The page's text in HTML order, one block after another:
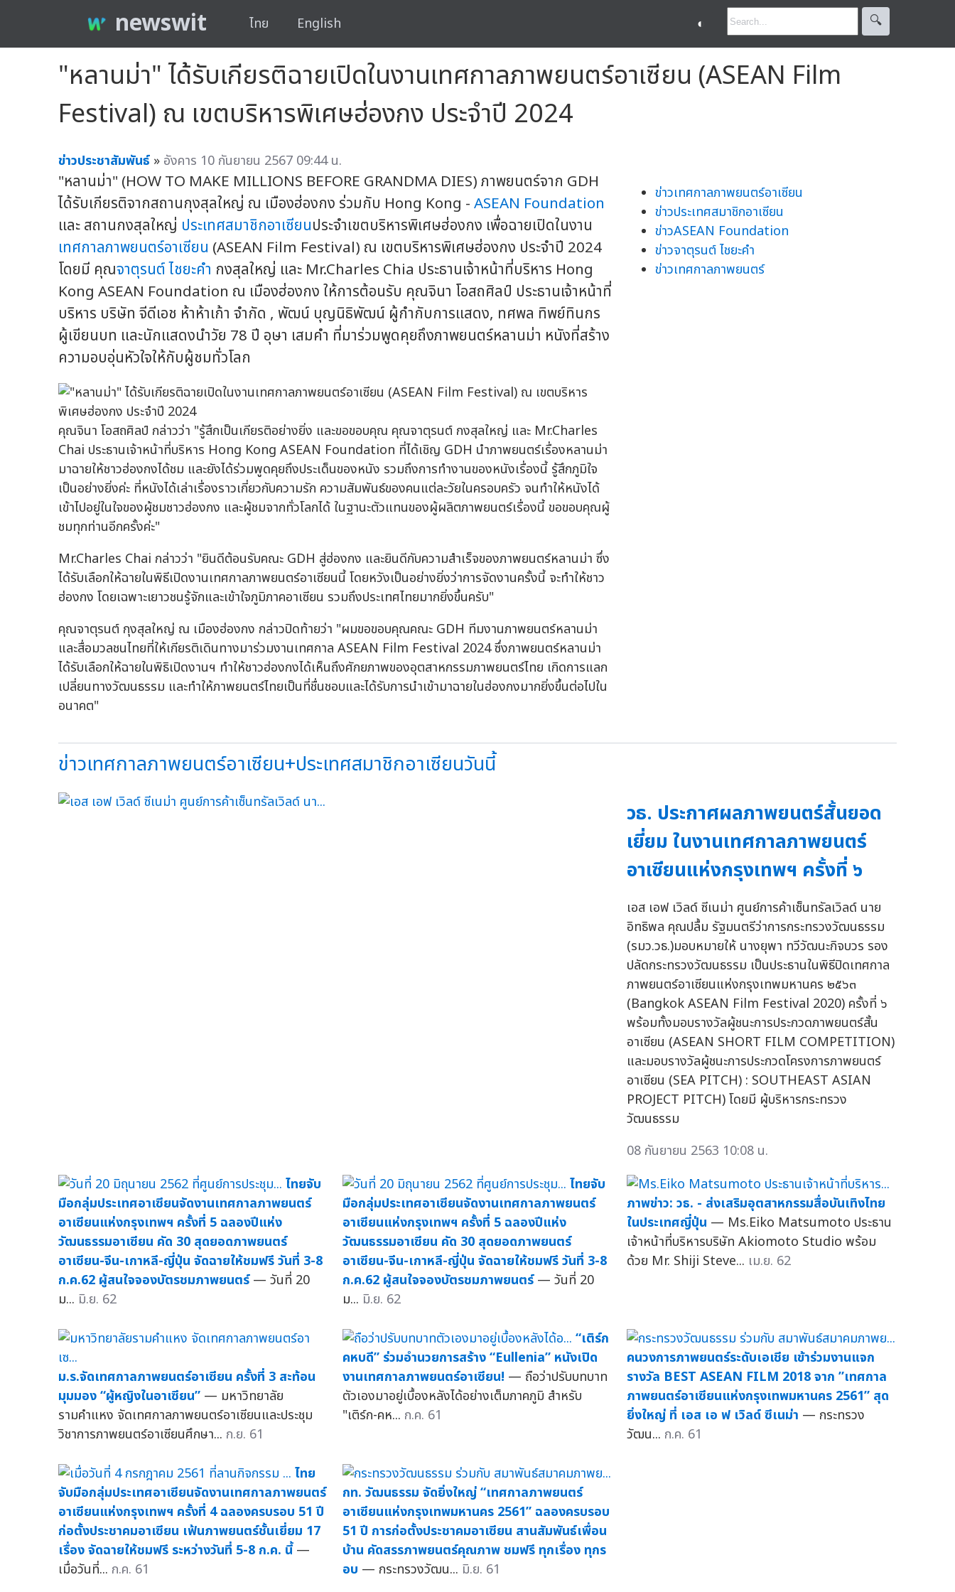
newswit ไทย English ◐ 🔍︎
"หลานม่า" ได้รับเกียรติฉายเปิดในงานเทศกาลภาพยนตร์อาเซียน (ASEAN Film
Festival) ณ เขตบริหารพิเศษฮ่องกง ประจำปี 2024
ข่าวประชาสัมพันธ์ » อังคาร 10 กันยายน 2567 09:44 น.
"หลานม่า" (HOW TO MAKE MILLIONS BEFORE GRANDMA DIES) ภาพยนตร์จาก GDH
ได้รับเกียรติจากสถานกุงสุลใหญ่ ณ เมืองฮ่องกง ร่วมกับ Hong Kong -ASEAN Foundation
และ สถานกงสุลใหญ่ ประเทศสมาชิกอาเซียนประจำเขตบริหารพิเศษฮ่องกง เพื่อฉายเปิดในงาน
เทศกาลภาพยนตร์อาเซียน (ASEAN Film Festival) ณ เขตบริหารพิเศษฮ่องกง ประจำปี 2024
โดยมี คุณจาตุรนต์ ไชยะคำ กงสุลใหญ่ และ Mr.Charles Chia ประธานเจ้าหน้าที่บริหาร Hong
Kong ASEAN Foundation ณ เมืองฮ่องกง ให้การต้อนรับ คุณจินา โอสถศิลป์ ประธานเจ้าหน้าที่
บริหาร บริษัท จีดีเอช ห้าห้าเก้า จำกัด , พัฒน์ บุญนิธิพัฒน์ ผู้กำกับการแสดง, ทศพล ทิพย์ทินกร
ผู้เขียนบท และนักแสดงนำวัย 78 ปี อุษา เสมคำ ที่มาร่วมพูดคุยถึงภาพยนตร์หลานม่า หนังที่สร้าง
ความอบอุ่นหัวใจให้กับผู้ชมทั่วโลก
คุณจินา โอสถศิลป์ กล่าวว่า "รู้สึกเป็นเกียรติอย่างยิ่ง และขอขอบคุณ คุณจาตุรนต์ กงสุลใหญ่ และ Mr.Charles
Chai ประธานเจ้าหน้าที่บริหาร Hong Kong ASEAN Foundation ที่ได้เชิญ GDH นำภาพยนตร์เรื่องหลานม่า
มาฉายให้ชาวฮ่องกงได้ชม และยังได้ร่วมพูดคุยถึงประเด็นของหนัง รวมถึงการทำงานของหนังเรื่องนี้ รู้สึกภูมิใจ
เป็นอย่างยิ่งค่ะ ที่หนังได้เล่าเรื่องราวเกี่ยวกับความรัก ความสัมพันธ์ของคนแต่ละวัยในครอบครัว จนทำให้หนังได้
เข้าไปอยู่ในใจของผู้ชมชาวฮ่องกง และผู้ชมจากทั่วโลกได้ ในฐานะตัวแทนของผู้ผลิตภาพยนตร์เรื่องนี้ ขอขอบคุณผู้
ชมทุกท่านอีกครั้งค่ะ"
Mr.Charles Chai กล่าวว่า "ยินดีต้อนรับคณะ GDH สู่ฮ่องกง และยินดีกับความสำเร็จของภาพยนตร์หลานม่า ซึ่ง
ได้รับเลือกให้ฉายในพิธีเปิดงานเทศกาลภาพยนตร์อาเซียนนี้ โดยหวังเป็นอย่างยิ่งว่าการจัดงานครั้งนี้ จะทำให้ชาว
ฮ่องกง โดยเฉพาะเยาวชนรู้จักและเข้าใจภูมิภาคอาเซียน รวมถึงประเทศไทยมากยิ่งขึ้นครับ"
คุณจาตุรนต์ กุงสุลใหญ่ ณ เมืองฮ่องกง กล่าวปิดท้ายว่า "ผมขอขอบคุณคณะ GDH ทีมงานภาพยนตร์หลานม่า
และสื่อมวลชนไทยที่ให้เกียรติเดินทางมาร่วมงานเทศกาล ASEAN Film Festival 2024 ซึ่งภาพยนตร์หลานม่า
ได้รับเลือกให้ฉายในพิธิเปิดงานฯ ทำให้ชาวฮ่องกงได้เห็นถึงศักยภาพของอุตสาหกรรมภาพยนตร์ไทย เกิดการแลก
เปลี่ยนทางวัฒนธรรม และทำให้ภาพยนตร์ไทยเป็นที่ชื่นชอบและได้รับการนำเข้ามาฉายในฮ่องกงมากยิ่งขึ้นต่อไปใน
อนาคต"
ข่าวเทศกาลภาพยนตร์อาเซียน
ข่าวประเทศสมาชิกอาเซียน
ข่าวASEAN Foundation
ข่าวจาตุรนต์ ไชยะคำ
ข่าวเทศกาลภาพยนตร์
ข่าวเทศกาลภาพยนตร์อาเซียน+ประเทศสมาชิกอาเซียนวันนี้
วธ. ประกาศผลภาพยนตร์สั้นยอด
เยี่ยม ในงานเทศกาลภาพยนตร์
อาเซียนแห่งกรุงเทพฯ ครั้งที่ ๖
เอส เอฟ เวิลด์ ซีเนม่า ศูนย์การค้าเซ็นทรัลเวิลด์ นาย
อิทธิพล คุณปลื้ม รัฐมนตรีว่าการกระทรวงวัฒนธรรม
(รมว.วธ.)มอบหมายให้ นางยุพา ทวีวัฒนะกิจบวร รอง
ปลัดกระทรวงวัฒนธรรม เป็นประธานในพิธีปิดเทศกาล
ภาพยนตร์อาเซียนแห่งกรุงเทพมหานคร ๒๕๖๓
(Bangkok ASEAN Film Festival 2020) ครั้งที่ ๖
พร้อมทั้งมอบรางวัลผู้ชนะการประกวดภาพยนตร์สั้น
อาเซียน (ASEAN SHORT FILM COMPETITION)
และมอบรางวัลผู้ชนะการประกวดโครงการภาพยนตร์
อาเซียน (SEA PITCH) : SOUTHEAST ASIAN
PROJECT PITCH) โดยมี ผู้บริหารกระทรวง
วัฒนธรรม
08 กันยายน 2563 10:08 น.
ไทยจับ
มือกลุ่มประเทศอาเซียนจัดงานเทศกาลภาพยนตร์
อาเซียนแห่งกรุงเทพฯ ครั้งที่ 5 ฉลองปีแห่ง
วัฒนธรรมอาเซียน คัด 30 สุดยอดภาพยนตร์
อาเซียน-จีน-เกาหลี-ญี่ปุ่น จัดฉายให้ชมฟรี วันที่ 3-8
ก.ค.62 ผู้สนใจจองบัตรชมภาพยนตร์ — วันที่ 20
ม... มิ.ย. 62
ไทยจับ
มือกลุ่มประเทศอาเซียนจัดงานเทศกาลภาพยนตร์
อาเซียนแห่งกรุงเทพฯ ครั้งที่ 5 ฉลองปีแห่ง
วัฒนธรรมอาเซียน คัด 30 สุดยอดภาพยนตร์
อาเซียน-จีน-เกาหลี-ญี่ปุ่น จัดฉายให้ชมฟรี วันที่ 3-8
ก.ค.62 ผู้สนใจจองบัตรชมภาพยนตร์ — วันที่ 20
ม... มิ.ย. 62
ภาพข่าว: วธ. - ส่งเสริมอุตสาหกรรมสื่อบันเทิงไทย
ในประเทศญี่ปุ่น — Ms.Eiko Matsumoto ประธาน
เจ้าหน้าที่บริหารบริษัท Akiomoto Studio พร้อม
ด้วย Mr. Shiji Steve... เม.ย. 62
ม.ร.จัดเทศกาลภาพยนตร์อาเซียน ครั้งที่ 3 สะท้อน
มุมมอง “ผู้หญิงในอาเซียน” — มหาวิทยาลัย
รามคำแหง จัดเทศกาลภาพยนตร์อาเซียนและประชุม
วิชาการภาพยนตร์อาเซียนศึกษา... ก.ย. 61
“เติร์ก
คหบดี” ร่วมอำนวยการสร้าง “Eullenia” หนังเปิด
งานเทศกาลภาพยนตร์อาเซียน! — ถือว่าปรับบทบาท
ตัวเองมาอยู่เบื้องหลังได้อย่างเต็มภาคภูมิ สำหรับ
"เติร์ก-คห... ก.ค. 61
คนวงการภาพยนตร์ระดับเอเชีย เข้าร่วมงานแจก
รางวัล BEST ASEAN FILM 2018 จาก ”เทศกาล
ภาพยนตร์อาเซียนแห่งกรุงเทพมหานคร 2561” สุด
ยิ่งใหญ่ ที่ เอส เอ ฟ เวิลด์ ซีเนม่า — กระทรวง
วัฒน... ก.ค. 61
ไทย
จับมือกลุ่มประเทศอาเซียนจัดงานเทศกาลภาพยนตร์
อาเซียนแห่งกรุงเทพฯ ครั้งที่ 4 ฉลองครบรอบ 51 ปี
ก่อตั้งประชาคมอาเซียน เฟ้นภาพยนตร์ชั้นเยี่ยม 17
เรื่อง จัดฉายให้ชมฟรี ระหว่างวันที่ 5-8 ก.ค. นี้ —
เมื่อวันที่... ก.ค. 61
กท. วัฒนธรรม จัดยิ่งใหญ่ “เทศกาลภาพยนตร์
อาเซียนแห่งกรุงเทพมหานคร 2561” ฉลองครบรอบ
51 ปี การก่อตั้งประชาคมอาเซียน สานสัมพันธ์เพื่อน
บ้าน คัดสรรภาพยนตร์คุณภาพ ชมฟรี ทุกเรื่อง ทุกร
อบ — กระทรวงวัฒน... มิ.ย. 61